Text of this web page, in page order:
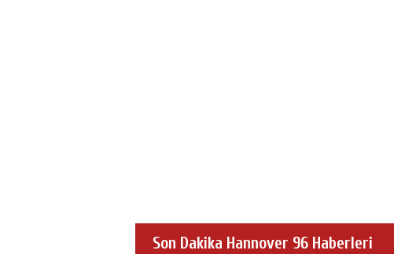
Son Dakika Hannover 96 Haberleri